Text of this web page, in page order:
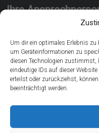
Um dir ein optimales Erlebnis zu
um Geräteinformationen zu
diesen Technologien zustimmst,
eindeutige IDs auf dieser
erteilst oder zurückziehst,
beeinträchtigt werden.
Ihre
M.Sc. Architektur und Umwelt
Abteilungsleiterin
Copyright © 2026